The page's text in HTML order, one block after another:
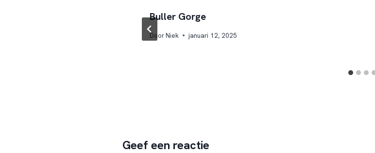
Buller Gorge
DoorNiek januari 12, 2025
Geef een reactie